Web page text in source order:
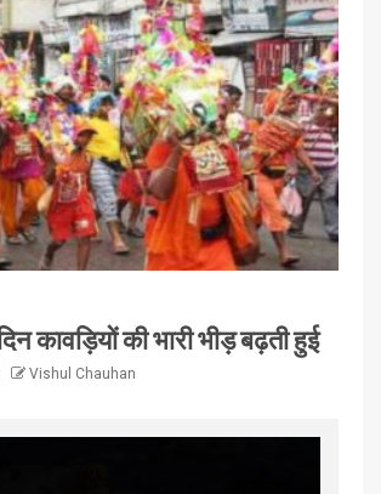
कावड़ियों की भारी भीड़ बढ़ती हुई
Vishul Chauhan